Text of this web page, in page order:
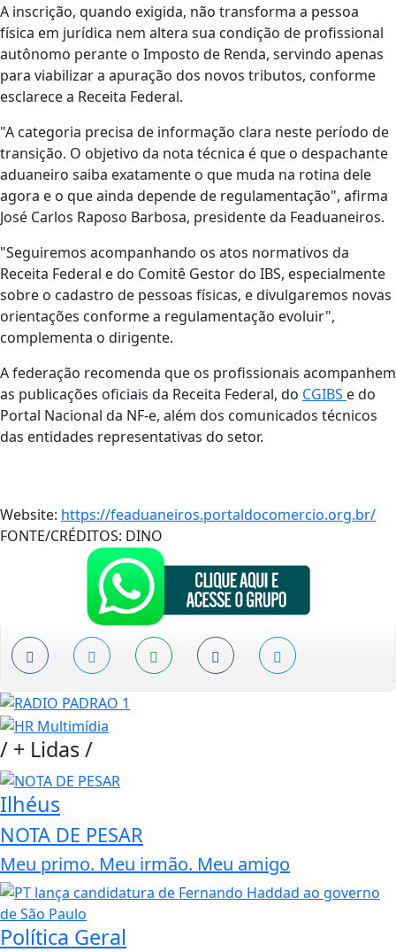
A inscrição, quando exigida, não transforma a pessoa
física em jurídica nem altera sua condição de profissional
autônomo perante o Imposto de Renda, servindo apenas
para viabilizar a apuração dos novos tributos, conforme
esclarece a Receita Federal.
"A categoria precisa de informação clara neste período de
transição. O objetivo da nota técnica é que o despachante
aduaneiro saiba exatamente o que muda na rotina dele
agora e o que ainda depende de regulamentação", afirma
José Carlos Raposo Barbosa, presidente da Feaduaneiros.
"Seguiremos acompanhando os atos normativos da
Receita Federal e do Comitê Gestor do IBS, especialmente
sobre o cadastro de pessoas físicas, e divulgaremos novas
orientações conforme a regulamentação evoluir",
complementa o dirigente.
A federação recomenda que os profissionais acompanhem
as publicações oficiais da Receita Federal, do CGIBS e do
Portal Nacional da NF-e, além dos comunicados técnicos
das entidades representativas do setor.
Website: https://feaduaneiros.portaldocomercio.org.br/
FONTE/CRÉDITOS: DINO
/ + Lidas/
Ilhéus
NOTA DE PESAR
Meu primo. Meu irmão. Meu amigo
Política Geral